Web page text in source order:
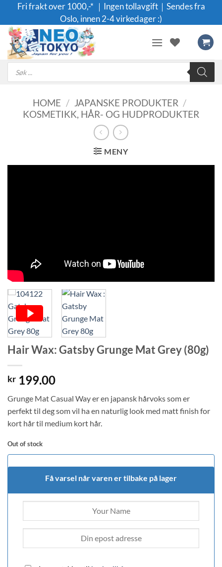
content
Fri frakt over 1000,-* ｜Ingen tollavgift｜Sendes fra
Oslo, innen 2-4 virkedager :)
Products
search
HOME / JAPANSKE PRODUKTER /
KOSMETIKK, HÅR- OG HUDPRODUKTER
MENY
Hair Wax: Gatsby Grunge Mat Grey (80g)
kr 199.00
Grunge Mat Casual Way er en japansk hårvoks som er
perfekt til deg som vil ha en naturlig look med matt finish for
kort hår til medium kort hår.
Out of stock
Få varsel når varen er tilbake på lager